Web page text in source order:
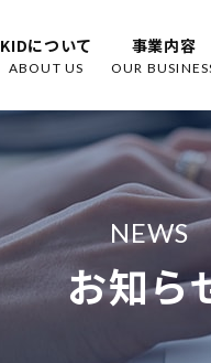
KIDについて
ABOUT US
事業内容
OUR
NEWS
お知ら